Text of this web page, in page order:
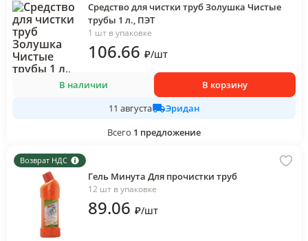
Средство для чистки труб Золушка Чистые
трубы 1 л., ПЭТ
1 шт в упаковке
106.66 ₽/шт
В наличии
В корзину
11 августа
Эридан
Всего 1 предложение
Возврат НДС
Гель Минута Для прочистки труб
12 шт в упаковке
89.06 ₽/шт